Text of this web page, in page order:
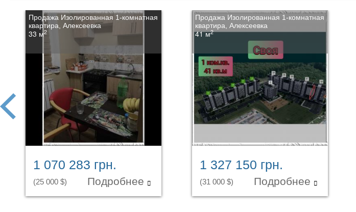
Продажа Изолированная 1-комнатная
квартира, Алексеевка
33 м2
1 070 283 грн.
(25 000 $) Подробнее
Продажа Изолированная 1-комнатная
квартира, Алексеевка
41 м2
1 327 150 грн.
(31 000 $) Подробнее
prev